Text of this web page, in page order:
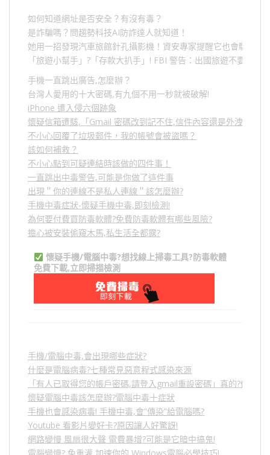
如何知道網址是否安全？有沒有毒？
是詐騙嗎？問趨勢科技AI防詐達人就知道！
她用一招發現汽車旅館針孔攝影機！資安專家提醒它也會駭人成
「旅遊小幫手」 ? 「存款大扒手」 ! FBI 警告：出國旅遊不要做的
手機一直跳出廣告,怎麼辦？
台灣人愛用的十大密碼,有九個不用一秒就被破解!
iPhone 遭入侵六個跡象
懷疑信箱遭駭,「Gmail 密碼改到記不住,信件內容還是外洩？」,
不小心回覆了垃圾郵件，我的帳號會被盜嗎？
該如何補救？
不小心點到可疑連結時該做的四件事！
一直跳出中毒警告,可能是你做了這件事
出現＂你的連線不是私人連線＂該怎麼辦?
手機中毒症狀-懷疑手機中毒,即刻檢測!
為何要付費買防毒軟體?免費防毒軟體有哪些風險?
擔心被安裝偷窺木馬,私生活全都露?
懷疑手機/電腦中毒?想找線上掃毒工具?防毒軟體
免費下載,立即掃描檢測
手機/電腦中毒,會出現哪些症狀?
什麼是電腦病毒?七種常見惡意程式感染來源
「有人已取得您的帳戶密碼,請登入gmail重設密碼」真的?假的?5
懷疑電腦中毒該怎麼辦?電腦中毒十症狀
手機也會感染病毒! 手機中毒,會”傳染”給電腦嗎?
Youtube 看影片變好卡?原因讓人好驚訝!
網路變慢 風扇很大聲 電費暴增?可能是它暗中搞鬼!